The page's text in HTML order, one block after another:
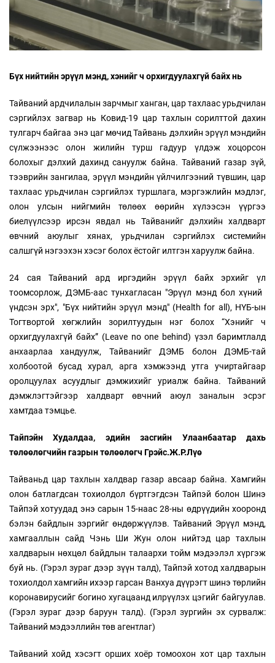
Бүх нийтийн эрүүл мэнд, хэнийг ч орхигдуулахгүй байх нь
Тайваний ардчилалын зарчмыг ханган, цар тахлаас урьдчилан
сэргийлэх загвар нь Ковид-19 цар тахлын сорилттой дахин
тулгарч байгаа энэ цаг мөчид Тайвань дэлхийн эрүүл мэндийн
сүлжээнээс олон жилийн турш гадуур үлдэж хоцорсон
болохыг дэлхий дахинд сануулж байна. Тайваний газар зүй,
тээврийн зангилаа, эрүүл мэндийн үйлчилгээний түвшин, цар
тахлаас урьдчилан сэргийлэх туршлага, мэргэжлийн мэдлэг,
олон улсын нийгмийн төлөөх өөрийн хүлээсэн үүргээ
биелүүлсээр ирсэн явдал нь Тайванийг дэлхийн халдварт
өвчний аюулыг хянах, урьдчилан сэргийлэх системийн
салшгүй нэгээхэн хэсэг болох ёстойг илтгэн харуулж байна.
24 сая Тайваний ард иргэдийн эрүүл байх эрхийг үл
тоомсорлож, ДЭМБ-аас тунхагласан "Эрүүл мэнд бол хүний ​​
үндсэн эрх", "Бүх нийтийн эрүүл мэнд" (Health for all), НҮБ-ын
Тогтвортой хөгжлийн зорилтуудын нэг болох “Хэнийг ч
орхигдуулахгүй байх” (Leave no one behind) үзэл баримтлалд
анхаарлаа хандуулж, Тайванийг ДЭМБ болон ДЭМБ-тай
холбоотой бусад хурал, арга хэмжээнд утга учиртайгаар
оролцуулах асуудлыг дэмжихийг уриалж байна. Тайваний
дэмжлэгтэйгээр халдварт өвчний аюул заналын эсрэг
хамтдаа тэмцье.
Тайпэйн Худалдаа, эдийн засгийн Улаанбаатар дахь
төлөөлөгчийн газрын төлөөлөгч Грэйс.Ж.Р.Лүө
Тайваньд цар тахлын халдвар газар авсаар байна. Хамгийн
олон батлагдсан тохиолдол бүртгэгдсэн Тайпэй болон Шинэ
Тайпэй хотуудад энэ сарын 15-наас 28-ны өдрүүдийн хооронд
бэлэн байдлын зэргийг өндөржүүлэв. Тайваний Эрүүл мэнд,
хамгааллын сайд Чэнь Ши Жун олон нийтэд цар тахлын
халдварын нөхцөл байдлын талаархи тойм мэдээлэл хүргэж
буй нь. (Гэрэл зураг дээр зүүн талд), Тайпэй хотод халдварын
тохиолдол хамгийн ихээр гарсан Ванхуа дүүрэгт шинэ төрлийн
коронавирусийг богино хугацаанд илрүүлэх цэгийг байгуулав.
(Гэрэл зураг дээр баруун талд). (Гэрэл зургийн эх сурвалж:
Тайваний мэдээллийн төв агентлаг)
Тайваний хойд хэсэгт орших хоёр томоохон хот цар тахлын